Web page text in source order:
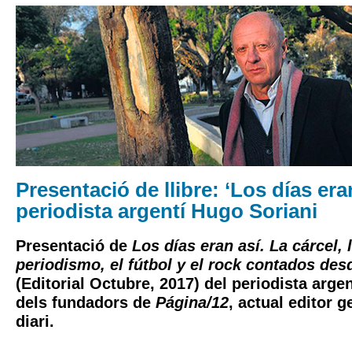
Presentació de llibre: ‘Los días
periodista argentí Hugo Soriani
Presentació de Los días eran así. La cárcel,
periodismo, el fútbol y el rock contados
(Editorial Octubre, 2017) del periodista
dels fundadors de Página/12, actual editor
diari.